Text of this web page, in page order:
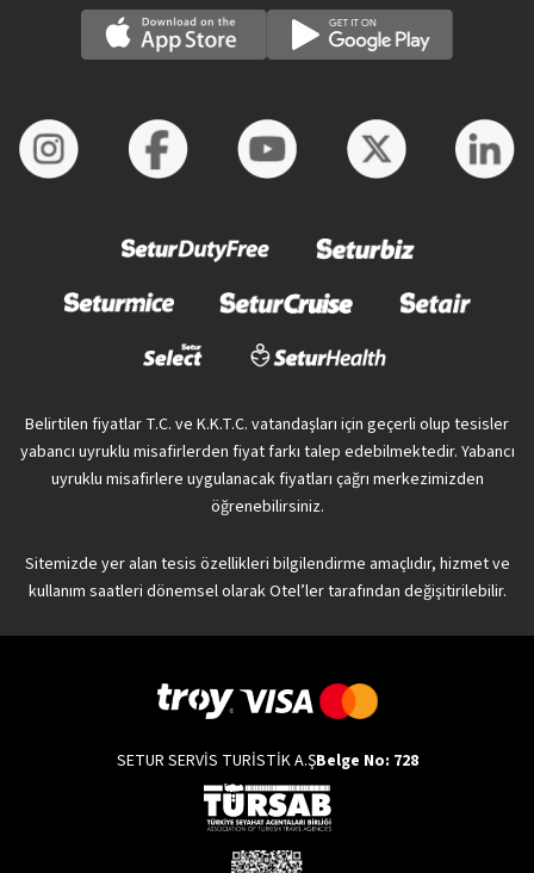
Belirtilen fiyatlar T.C. ve K.K.T.C. vatandaşları için geçerli olup tesisler
yabancı uyruklu misafirlerden fiyat farkı talep edebilmektedir. Yabancı
uyruklu misafirlere uygulanacak fiyatları çağrı merkezimizden
öğrenebilirsiniz.
Sitemizde yer alan tesis özellikleri bilgilendirme amaçlıdır, hizmet ve
kullanım saatleri dönemsel olarak Otel’ler tarafından değişitirilebilir.
SETUR SERVİS TURİSTİK A.ŞBelge No: 728